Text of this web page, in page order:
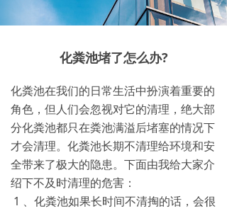
化粪池堵了怎么办?
化粪池在我们的日常生活中扮演着重要的
角色，但人们会忽视对它的清理，绝大部
分化粪池都只在粪池满溢后堵塞的情况下
才会清理。化粪池长期不清理给环境和安
全带来了极大的隐患。下面由我给大家介
绍下不及时清理的危害：
1 、化粪池如果长时间不清掏的话，会很